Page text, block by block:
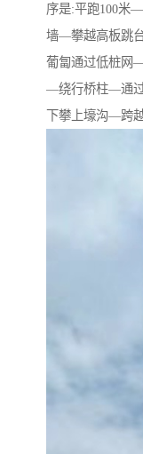
序是:平跑100米
墙—攀越高板跳
葡匐通过低桩网
—绕行桥柱—通
下攀上壕沟—跨